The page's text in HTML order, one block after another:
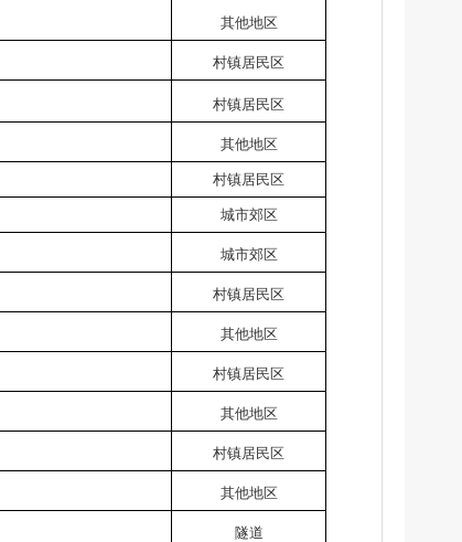
其他地区
村镇居民区
村镇居民区
其他地区
村镇居民区
城市郊区
城市郊区
村镇居民区
其他地区
村镇居民区
其他地区
村镇居民区
其他地区
隧道